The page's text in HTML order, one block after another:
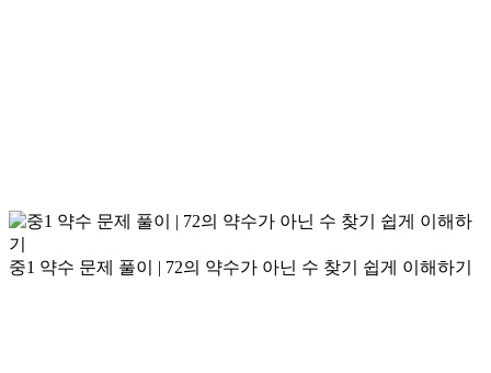
중1 약수 문제 풀이 | 72의 약수가 아닌 수 찾기 쉽게 이해하기